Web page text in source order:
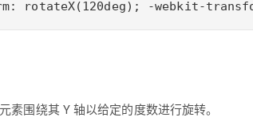
rotateX(120deg); -webkit-
素围绕其 Y 轴以给定的度数进行旋转。